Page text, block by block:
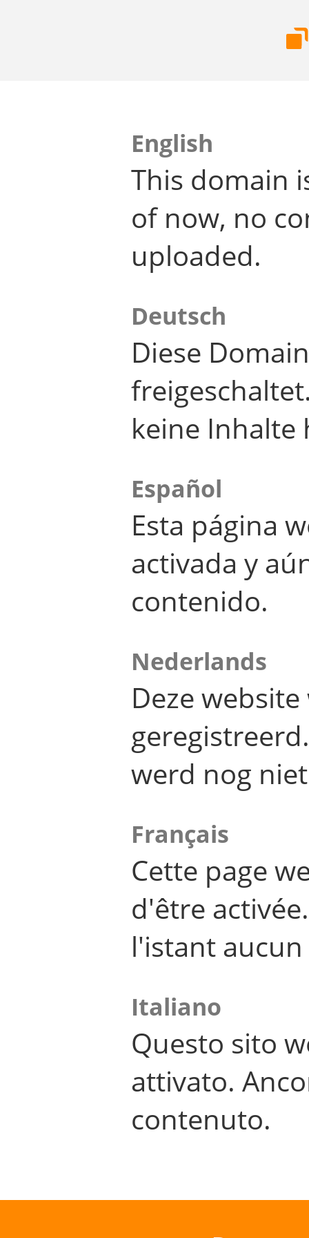
English
This domain
of now, no
uploaded.
Deutsch
Diese
keine Inhalte
Español
Esta página
activada y
contenido.
Nederlands
Deze
werd nog
Français
Cette page
d'être
l'istant
Italiano
Questo sito
attivato.
contenuto.